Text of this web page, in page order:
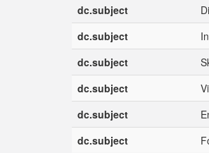
dc.subject
dc.subject
dc.subject
dc.subject
dc.subject
dc.subject